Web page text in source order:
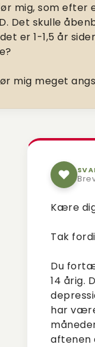
mig, som efter
Det skulle
er 1-1,5 år
mig meget
Kære
Tak
Du
14 årig.
har
aftenen